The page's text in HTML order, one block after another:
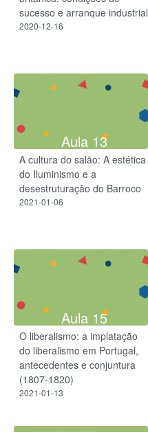
sucesso e arranque industrial
2020-12-16
Aula 13
A cultura do salão: A estética
do Iluminismo e a
desestruturação do Barroco
2021-01-06
Aula 15
O liberalismo: a implatação
do liberalismo em Portugal,
antecedentes e conjuntura
(1807-1820)
2021-01-13